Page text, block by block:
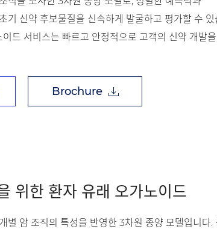
기 신약 후보물질을 신속하게 발굴하고 평가할 수 있
드 서비스는 빠르고 안정적으로 고객의 신약 개발
Brochure
위한 환자 유래 오가노이드
별 암 조직의 특성을 반영한 3차원 종양 모델입니